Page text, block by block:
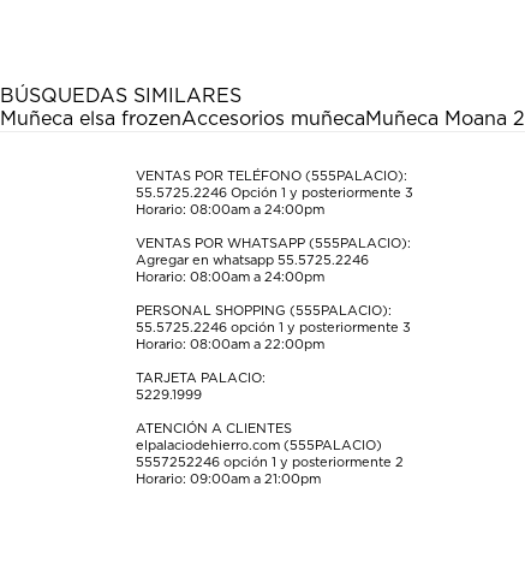
estrella
Esta
acción
formulario
envío.
estrellas.
Esta
acción
el
formulario
envío.
estrellas.
Esta
acción
el
formulario
envío.
estrellas.
Esta
acción
el
formulario
envío.
Esta
acción
el
formulario
envío.
BÚSQUEDAS SIMILARES
Muñeca elsa frozenAccesorios muñecaMuñeca Moana 2
VENTAS POR TELÉFONO (555PALACIO):
55.5725.2246 Opción 1 y posteriormente 3
Horario: 08:00am a 24:00pm
VENTAS POR WHATSAPP (555PALACIO):
Agregar en whatsapp 55.5725.2246
Horario: 08:00am a 24:00pm
PERSONAL SHOPPING (555PALACIO):
55.5725.2246 opción 1 y posteriormente 3
Horario: 08:00am a 22:00pm
TARJETA PALACIO:
5229.1999
ATENCIÓN A CLIENTES
elpalaciodehierro.com (555PALACIO)
5557252246 opción 1 y posteriormente 2
Horario: 09:00am a 21:00pm